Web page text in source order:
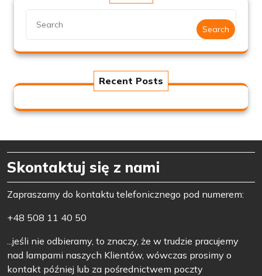
Search
Recent Posts
Skontaktuj się z nami
Zapraszamy do kontaktu telefonicznego pod numerem:
+48 508 11 40 50
...jeśli nie odbieramy, to znaczy, że w trudzie pracujemy
nad lampami naszych Klientów, wówczas prosimy o
kontakt później lub za pośrednictwem poczty